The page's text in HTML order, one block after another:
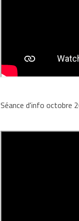
Séance d'info octobre